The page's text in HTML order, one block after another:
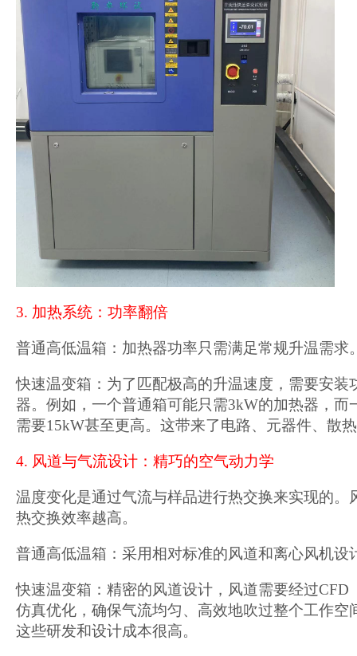
3. 加热系统：功率翻倍
普通高低温箱：加热器功率只需满足常规升温需求
快速温变箱：为了匹配极高的升温速度，需要安装
器。例如，一个普通箱可能只需3kW的加热器，而
需要15kW甚至更高。这带来了电路、元器件、散
4. 风道与气流设计：精巧的空气动力学
温度变化是通过气流与样品进行热交换来实现的。
热交换效率越高。
普通高低温箱：采用相对标准的风道和离心风机设
快速温变箱：精密的风道设计，风道需要经过CFD
仿真优化，确保气流均匀、高效地吹过整个工作空
这些研发和设计成本很高。